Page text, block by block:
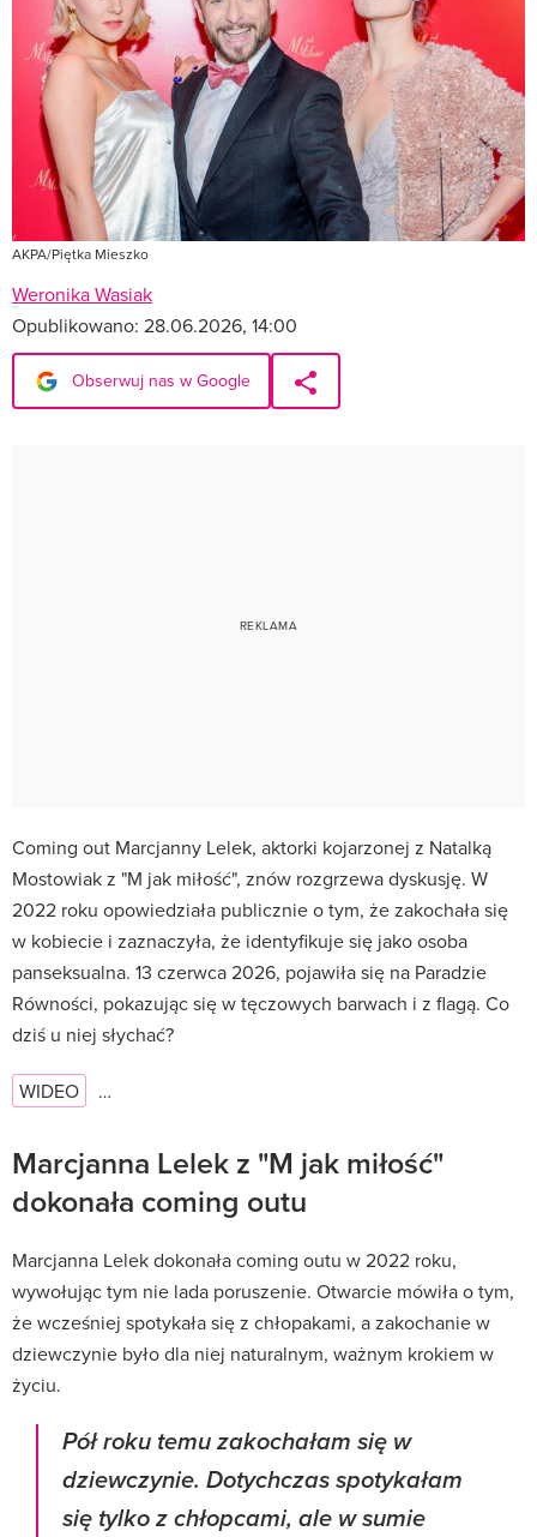
AKPA/Piętka Mieszko
Weronika Wasiak
Opublikowano: 28.06.2026, 14:00
Obserwuj nas w Google
Coming out Marcjanny Lelek, aktorki kojarzonej z Natalką
Mostowiak z "M jak miłość", znów rozgrzewa dyskusję. W
2022 roku opowiedziała publicznie o tym, że zakochała się
w kobiecie i zaznaczyła, że identyfikuje się jako osoba
panseksualna. 13 czerwca 2026, pojawiła się na Paradzie
Równości, pokazując się w tęczowych barwach i z flagą. Co
dziś u niej słychać?
WIDEO …
Marcjanna Lelek z "M jak miłość"
dokonała coming outu
Marcjanna Lelek dokonała coming outu w 2022 roku,
wywołując tym nie lada poruszenie. Otwarcie mówiła o tym,
że wcześniej spotykała się z chłopakami, a zakochanie w
dziewczynie było dla niej naturalnym, ważnym krokiem w
życiu.
Pół roku temu zakochałam się w
dziewczynie. Dotychczas spotykałam
się tylko z chłopcami, ale w sumie